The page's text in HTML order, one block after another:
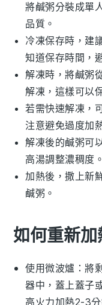
將鹹粥分裝成單
品質。
冷凍保存時，建
知道保存時間，
解凍時，將鹹粥
解凍，這樣可以
若需快速解凍，
注意避免過度加
解凍後的鹹粥可
高湯調整濃稠度。
加熱後，撒上新
鹹粥 。
如何重新
使用微波爐：將
器中，蓋上蓋子
高火力加熱2-3